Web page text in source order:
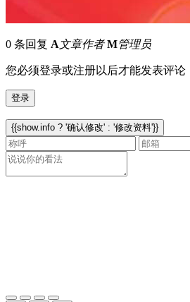
0 条回复 A文章作者 M管理员
您必须登录或注册以后才能发表评论
登录
{{show.info ? '确认修改' : '修改资料'}}